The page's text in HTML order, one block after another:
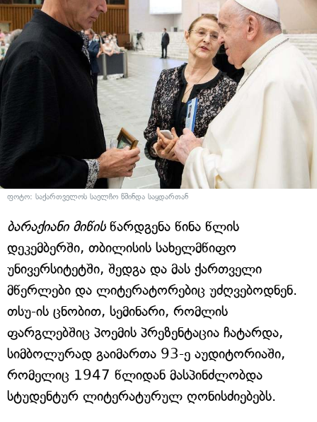
ფოტო: საქართველოს საელჩო წმინდა საყდართან
ბარაქიანი მიწისწარდგენა წინა წლის
დეკემბერში, თბილისის სახელმწიფო
უნივერსიტეტში, შედგა და მას ქართველი
მწერლები და ლიტერატორებიც უძღვებოდნენ.
თსუ-ის ცნობით, სემინარი, რომლის
ფარგლებშიც პოემის პრეზენტაცია ჩატარდა,
სიმბოლურად გაიმართა 93-ე აუდიტორიაში,
რომელიც 1947 წლიდან მასპინძლობდა
სტუდენტურ ლიტერატურულ ღონისძიებებს.